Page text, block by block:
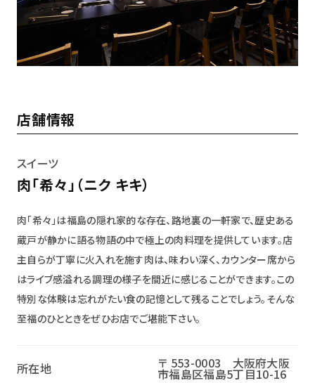
店舗情報
スイーツ
肉「希々」（ニク キキ）
肉「希々」は福島の隠れ家的な存在、路地裏の一軒家で、歴史ある
蔵戸が静かに語る物語の中で極上の肉料理を提供しています。店
主自らが丁寧に火入れを施す肉は、味わい深く、カウンター席から
はライブ感溢れる調理の様子を間近に感じることができます。この
特別な体験は忘れがたい食の記憶として残ることでしょう。そんな
至福のひとときをぜひお店でご堪能下さい。
所在地 〒 553-0003 大阪府大阪
市福島区福島5丁目10-16